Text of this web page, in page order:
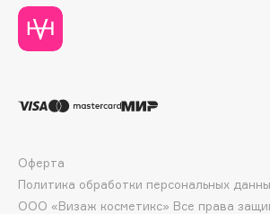
Dessange
Dior
Dolomit
DP Daily Perfection
Dr. Vranjes Firenze
ООО «Визаж косметикс» Все права
Оферта
Политика обработки персональных